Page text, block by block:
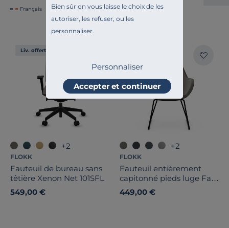
Bien sûr on vous laisse le choix de les
autoriser, les refuser, ou les
personnaliser.
Personnaliser
Accepter et continuer
Français Français
Liv. offerte
+2
FLOKK
Fauteuil de bureau sans
têtière Xenon Net 101SFL
549,00 €
+2
FLOKK
Fauteuil entièrement
capitonné pieds luge Fan
10V
449,00 €